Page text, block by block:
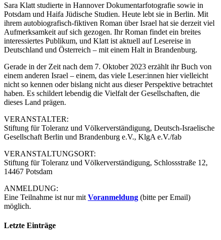
Sara Klatt studierte in Hannover Dokumentarfotografie sowie in
Potsdam und Haifa Jüdische Studien. Heute lebt sie in Berlin. Mit
ihrem autobiografisch-fiktiven Roman über Israel hat sie derzeit viel
Aufmerksamkeit auf sich gezogen. Ihr Roman findet ein breites
interessiertes Publikum, und Klatt ist aktuell auf Lesereise in
Deutschland und Österreich – mit einem Halt in Brandenburg.
Gerade in der Zeit nach dem 7. Oktober 2023 erzählt ihr Buch von
einem anderen Israel – einem, das viele Leser:innen hier vielleicht
nicht so kennen oder bislang nicht aus dieser Perspektive betrachtet
haben. Es schildert lebendig die Vielfalt der Gesellschaften, die
dieses Land prägen.
VERANSTALTER:
Stiftung für Toleranz und Völkerverständigung, Deutsch-Israelische
Gesellschaft Berlin und Brandenburg e.V., KlgA e.V./fab
VERANSTALTUNGSORT:
Stiftung für Toleranz und Völkerverständigung, Schlossstraße 12,
14467 Potsdam
ANMELDUNG:
Eine Teilnahme ist nur mit Voranmeldung (bitte per Email)
möglich.
Letzte Einträge